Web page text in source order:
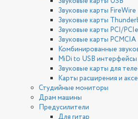
Звуковые карты FireWire
Звуковые карты
Звуковые карты PCI/PCIe
Звуковые карты PCMCIA
Комбинированные
MiDi to USB интерфейсы
Звуковые карты для
Карты расширения и
Студийные мониторы
Драм машины
Предусилители
Для гитар